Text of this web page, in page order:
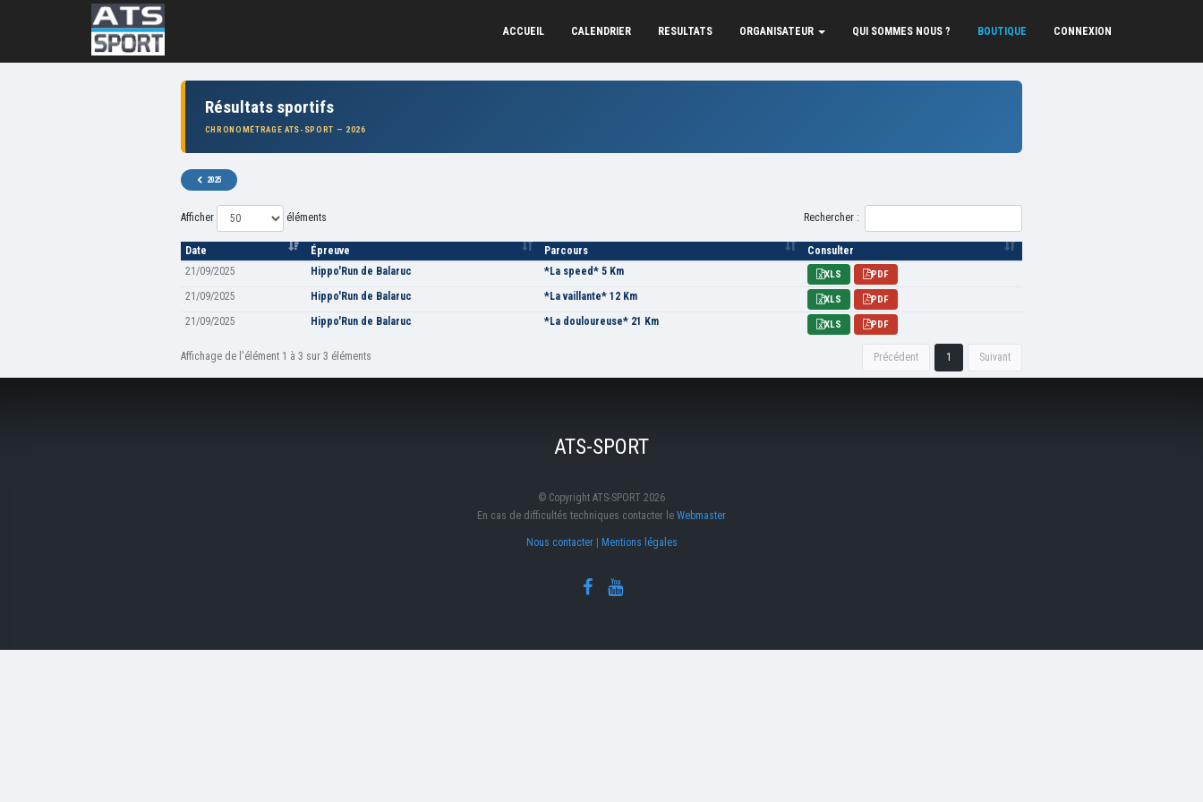
ACCUEIL CALENDRIER RESULTATS ORGANISATEUR QUI SOMMES NOUS ? BOUTIQUE CONNEXION
Résultats sportifs
CHRONOMÉTRAGE ATS-SPORT — 2026
2025
Afficher éléments Rechercher :
Date Épreuve Parcours
Consulter
21/09/2025
Hippo'Run de Balaruc *La speed* 5 Km XLS PDF
21/09/2025 Hippo'Run de Balaruc *La vaillante* 12 Km XLS PDF
21/09/2025 Hippo'Run de Balaruc *La douloureuse* 21 Km XLS PDF
Affichage de l'élément 1 à 3 sur 3 éléments Précédent 1 Suivant
ATS-SPORT
© Copyright ATS-SPORT 2026
En cas de difficultés techniques contacter le Webmaster
Nous contacter| Mentions légales